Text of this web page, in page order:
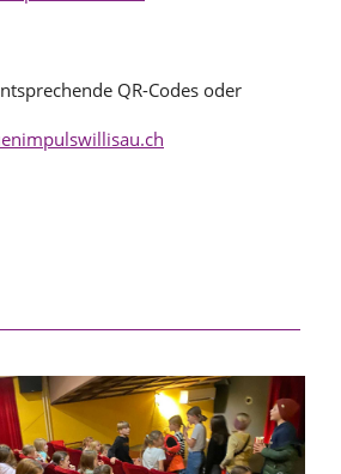
QR-Codes oder